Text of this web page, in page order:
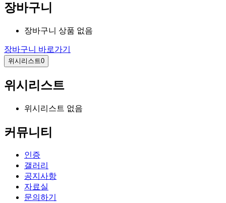
장바구니
장바구니 상품 없음
장바구니 바로가기
위시리스트0
위시리스트
위시리스트 없음
커뮤니티
인증
갤러리
공지사항
자료실
문의하기